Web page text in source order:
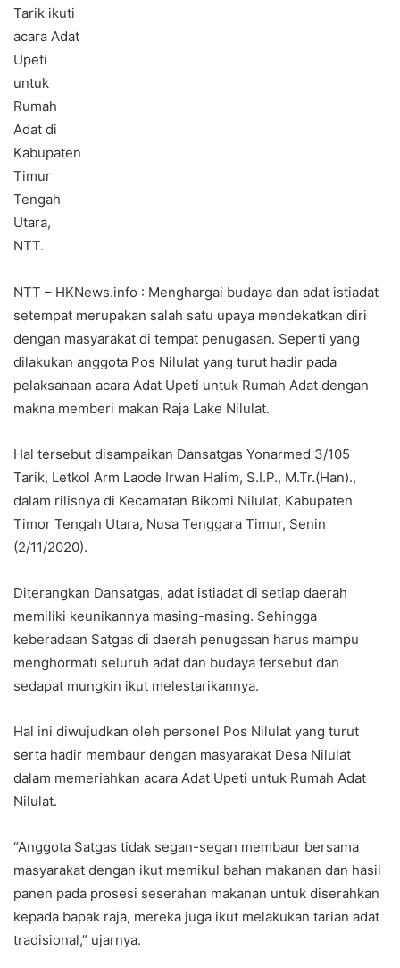
Tarik ikuti
acara Adat
Upeti
untuk
Rumah
Adat di
Kabupaten
Timur
Tengah
Utara,
NTT.
NTT – HKNews.info : Menghargai budaya dan adat istiadat
setempat merupakan salah satu upaya mendekatkan diri
dengan masyarakat di tempat penugasan. Seperti yang
dilakukan anggota Pos Nilulat yang turut hadir pada
pelaksanaan acara Adat Upeti untuk Rumah Adat dengan
makna memberi makan Raja Lake Nilulat.
Hal tersebut disampaikan Dansatgas Yonarmed 3/105
Tarik, Letkol Arm Laode Irwan Halim, S.I.P., M.Tr.(Han).,
dalam rilisnya di Kecamatan Bikomi Nilulat, Kabupaten
Timor Tengah Utara, Nusa Tenggara Timur, Senin
(2/11/2020).
Diterangkan Dansatgas, adat istiadat di setiap daerah
memiliki keunikannya masing-masing. Sehingga
keberadaan Satgas di daerah penugasan harus mampu
menghormati seluruh adat dan budaya tersebut dan
sedapat mungkin ikut melestarikannya.
Hal ini diwujudkan oleh personel Pos Nilulat yang turut
serta hadir membaur dengan masyarakat Desa Nilulat
dalam memeriahkan acara Adat Upeti untuk Rumah Adat
Nilulat.
“Anggota Satgas tidak segan-segan membaur bersama
masyarakat dengan ikut memikul bahan makanan dan hasil
panen pada prosesi seserahan makanan untuk diserahkan
kepada bapak raja, mereka juga ikut melakukan tarian adat
tradisional,” ujarnya.